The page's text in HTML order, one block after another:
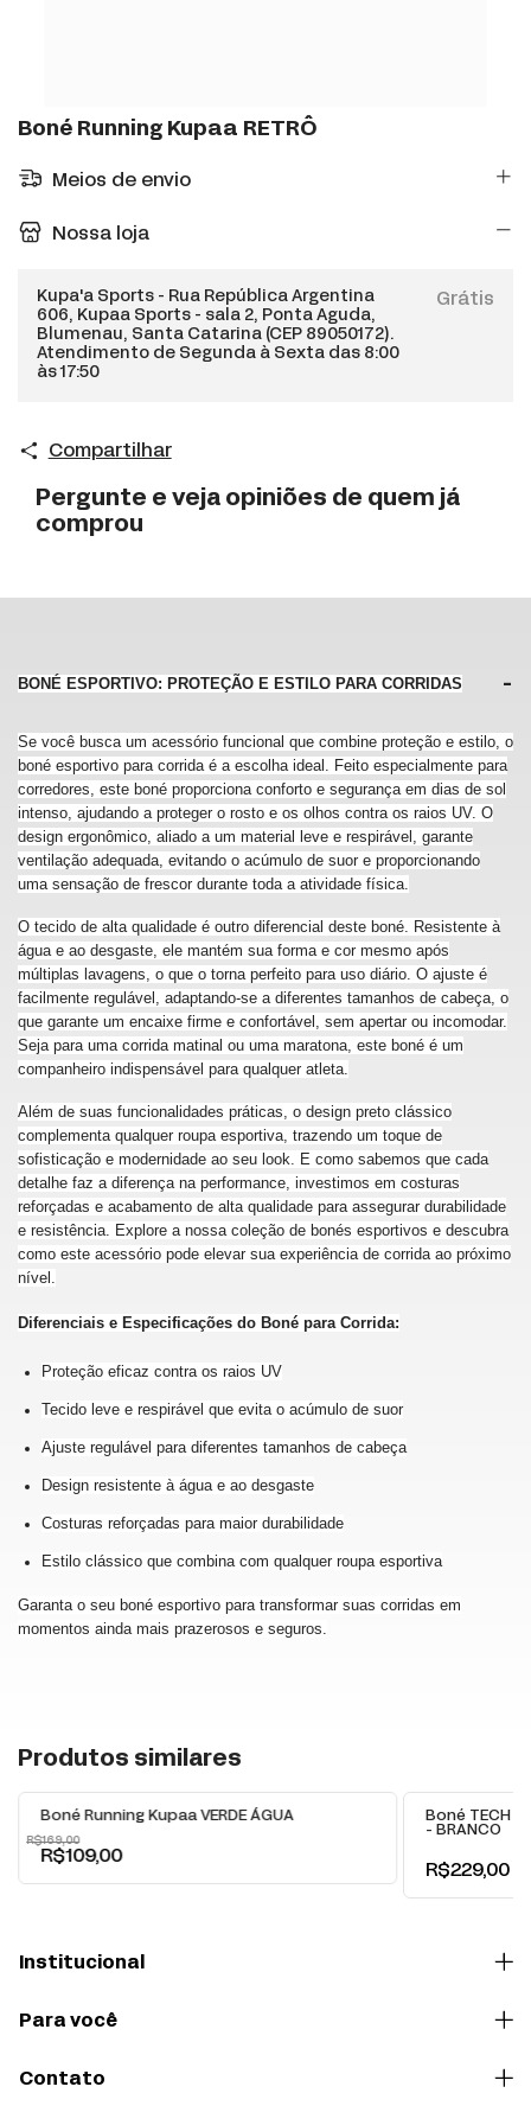
Boné Running Kupaa RETRÔ
Meios de envio
Nossa loja
Kupa'a Sports - Rua República Argentina
606, Kupaa Sports - sala 2, Ponta Aguda,
Blumenau, Santa Catarina (CEP 89050172).
Atendimento de Segunda à Sexta das 8:00
às 17:50
Grátis
Compartilhar
Pergunte e veja opiniões de quem já
comprou
BONÉ ESPORTIVO: PROTEÇÃO E ESTILO PARA CORRIDAS
Se você busca um acessório funcional que combine proteção e estilo, o
boné esportivo para corrida é a escolha ideal. Feito especialmente para
corredores, este boné proporciona conforto e segurança em dias de sol
intenso, ajudando a proteger o rosto e os olhos contra os raios UV. O
design ergonômico, aliado a um material leve e respirável, garante
ventilação adequada, evitando o acúmulo de suor e proporcionando
uma sensação de frescor durante toda a atividade física.
O tecido de alta qualidade é outro diferencial deste boné. Resistente à
água e ao desgaste, ele mantém sua forma e cor mesmo após
múltiplas lavagens, o que o torna perfeito para uso diário. O ajuste é
facilmente regulável, adaptando-se a diferentes tamanhos de cabeça, o
que garante um encaixe firme e confortável, sem apertar ou incomodar.
Seja para uma corrida matinal ou uma maratona, este boné é um
companheiro indispensável para qualquer atleta.
Além de suas funcionalidades práticas, o design preto clássico
complementa qualquer roupa esportiva, trazendo um toque de
sofisticação e modernidade ao seu look. E como sabemos que cada
detalhe faz a diferença na performance, investimos em costuras
reforçadas e acabamento de alta qualidade para assegurar durabilidade
e resistência. Explore a nossa coleção de bonés esportivos e descubra
como este acessório pode elevar sua experiência de corrida ao próximo
nível.
Diferenciais e Especificações do Boné para Corrida:
Proteção eficaz contra os raios UV
Tecido leve e respirável que evita o acúmulo de suor
Ajuste regulável para diferentes tamanhos de cabeça
Design resistente à água e ao desgaste
Costuras reforçadas para maior durabilidade
Estilo clássico que combina com qualquer roupa esportiva
Garanta o seu boné esportivo para transformar suas corridas em
momentos ainda mais prazerosos e seguros.
Produtos similares
Boné Running Kupaa VERDE ÁGUA
R$169,00
R$109,00
Boné TECH
- BRANCO
R$229,00
Institucional
Para você
Contato